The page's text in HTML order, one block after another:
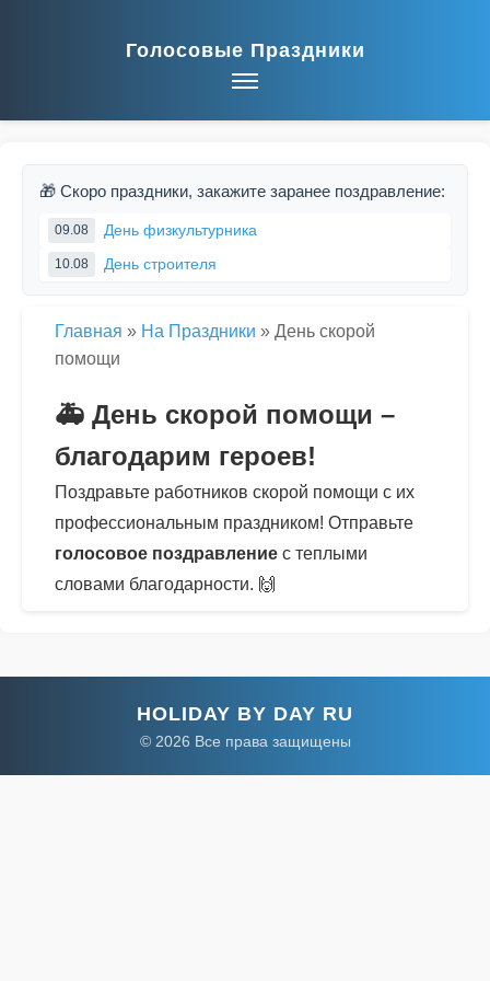
Голосовые Праздники
🎁 Скоро праздники, закажите заранее поздравление:
09.08 День физкультурника
10.08 День строителя
Главная » На Праздники » День скорой
помощи
🚑 День скорой помощи –
благодарим героев!
Поздравьте работников скорой помощи с их
профессиональным праздником! Отправьте
голосовое поздравление с теплыми
словами благодарности. 🙌
HOLIDAY BY DAY RU
© 2026 Все права защищены